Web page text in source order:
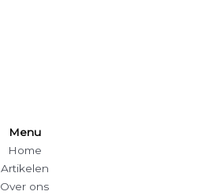
Menu
Home
Artikelen
Over ons